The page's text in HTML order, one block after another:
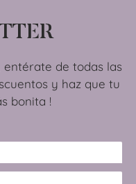
de todas las
y haz que tu
bonita !